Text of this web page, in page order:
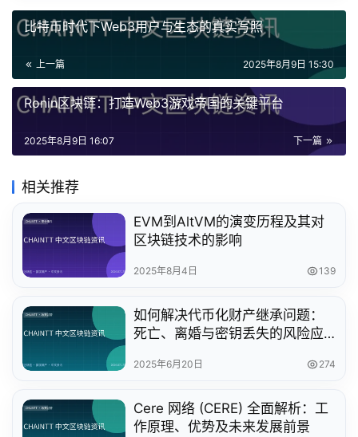
比特币时代下Web3用户与生态的真实写照
上一篇 2025年8月9日 15:30
Ronin区块链：打造Web3游戏帝国的关键平台
下一篇
2025年8月9日 16:07
相关推荐
EVM到AltVM的演变历程及其对
区块链技术的影响
2025年8月4日 139
如何解决代币化财产继承问题：
死亡、离婚与密钥丢失的风险应
2025年6月20日 274
Cere 网络 (CERE) 全面解析：工
作原理、优势及未来发展前景